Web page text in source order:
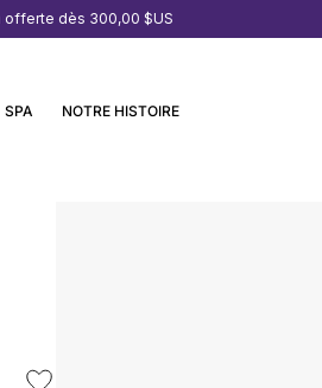
offerte dès 300,00 $US
SPA NOTRE HISTOIRE